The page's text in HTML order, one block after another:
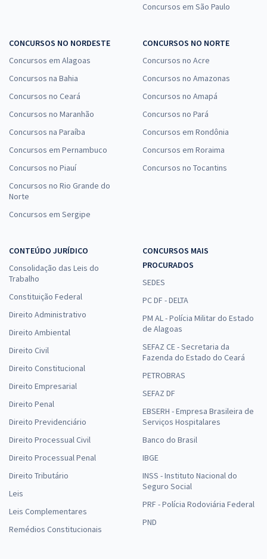
Concursos em São Paulo
CONCURSOS NO NORDESTE
Concursos em Alagoas
Concursos na Bahia
Concursos no Ceará
Concursos no Maranhão
Concursos na Paraíba
Concursos em Pernambuco
Concursos no Piauí
Concursos no Rio Grande do
Norte
Concursos em Sergipe
CONCURSOS NO NORTE
Concursos no Acre
Concursos no Amazonas
Concursos no Amapá
Concursos no Pará
Concursos em Rondônia
Concursos em Roraima
Concursos no Tocantins
CONTEÚDO JURÍDICO
Consolidação das Leis do
Trabalho
Constituição Federal
Direito Administrativo
Direito Ambiental
Direito Civil
Direito Constitucional
Direito Empresarial
Direito Penal
Direito Previdenciário
Direito Processual Civil
Direito Processual Penal
Direito Tributário
Leis
Leis Complementares
Remédios Constitucionais
CONCURSOS MAIS
PROCURADOS
SEDES
PC DF - DELTA
PM AL - Polícia Militar do Estado
de Alagoas
SEFAZ CE - Secretaria da
Fazenda do Estado do Ceará
PETROBRAS
SEFAZ DF
EBSERH - Empresa Brasileira de
Serviços Hospitalares
Banco do Brasil
IBGE
INSS - Instituto Nacional do
Seguro Social
PRF - Polícia Rodoviária Federal
PND